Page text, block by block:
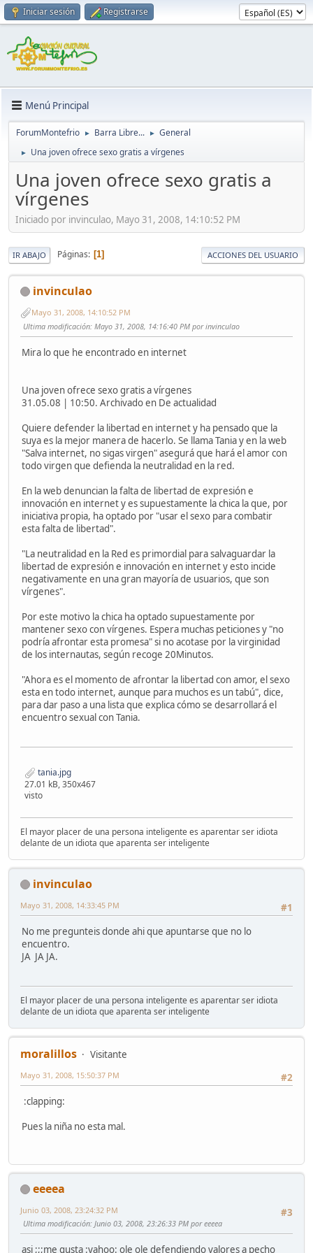
Iniciar sesión Registrarse
Menú Principal
ForumMontefrio ► Barra Libre... ► General
► Una joven ofrece sexo gratis a vírgenes
Una joven ofrece sexo gratis a
vírgenes
Iniciado por invinculao, Mayo 31, 2008, 14:10:52 PM
IR ABAJO Páginas 1 ACCIONES DEL USUARIO
invinculao
Mayo 31, 2008, 14:10:52 PM
Ultima modificación: Mayo 31, 2008, 14:16:40 PM por invinculao
Mira lo que he encontrado en internet
Una joven ofrece sexo gratis a vírgenes
31.05.08 | 10:50. Archivado en De actualidad
Quiere defender la libertad en internet y ha pensado que la
suya es la mejor manera de hacerlo. Se llama Tania y en la web
"Salva internet, no sigas virgen" asegurá que hará el amor con
todo virgen que defienda la neutralidad en la red.
En la web denuncian la falta de libertad de expresión e
innovación en internet y es supuestamente la chica la que, por
iniciativa propia, ha optado por "usar el sexo para combatir
esta falta de libertad".
"La neutralidad en la Red es primordial para salvaguardar la
libertad de expresión e innovación en internet y esto incide
negativamente en una gran mayoría de usuarios, que son
vírgenes".
Por este motivo la chica ha optado supuestamente por
mantener sexo con vírgenes. Espera muchas peticiones y "no
podría afrontar esta promesa" si no acotase por la virginidad
de los internautas, según recoge 20Minutos.
"Ahora es el momento de afrontar la libertad con amor, el sexo
esta en todo internet, aunque para muchos es un tabú", dice,
para dar paso a una lista que explica cómo se desarrollará el
encuentro sexual con Tania.
tania.jpg
27.01 kB, 350x467
visto
El mayor placer de una persona inteligente es aparentar ser idiota
delante de un idiota que aparenta ser inteligente
invinculao
#1
Mayo 31, 2008, 14:33:45 PM
No me pregunteis donde ahi que apuntarse que no lo
encuentro.
JA JA JA.
El mayor placer de una persona inteligente es aparentar ser idiota
delante de un idiota que aparenta ser inteligente
moralillos
Visitante
#2
Mayo 31, 2008, 15:50:37 PM
:clapping:
Pues la niña no esta mal.
eeeea
#3
Junio 03, 2008, 23:24:32 PM
Ultima modificación: Junio 03, 2008, 23:26:33 PM por eeeea
asi ;;;me gusta :yahoo: ole ole defendiendo valores a pecho